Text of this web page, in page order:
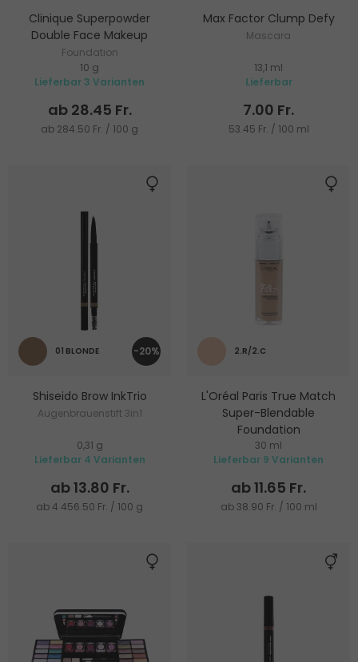
Clinique Superpowder
Double Face Makeup
Foundation
10 g
Lieferbar 3 Varianten
ab 28.45 Fr.
ab 284.50 Fr. / 100 g
Max Factor Clump Defy
Mascara
13,1 ml
Lieferbar
7.00 Fr.
53.45 Fr. / 100 ml
-20%
01 BLONDE
Shiseido Brow InkTrio
Augenbrauenstift 3in1
0,31 g
Lieferbar 4 Varianten
ab 13.80 Fr.
ab 4 456.50 Fr. / 100 g
2.R/2.C
L'Oréal Paris True Match
Super-Blendable
Foundation
Make-up für einheitlichen Look
30 ml
Lieferbar 9 Varianten
ab 11.65 Fr.
ab 38.90 Fr. / 100 ml